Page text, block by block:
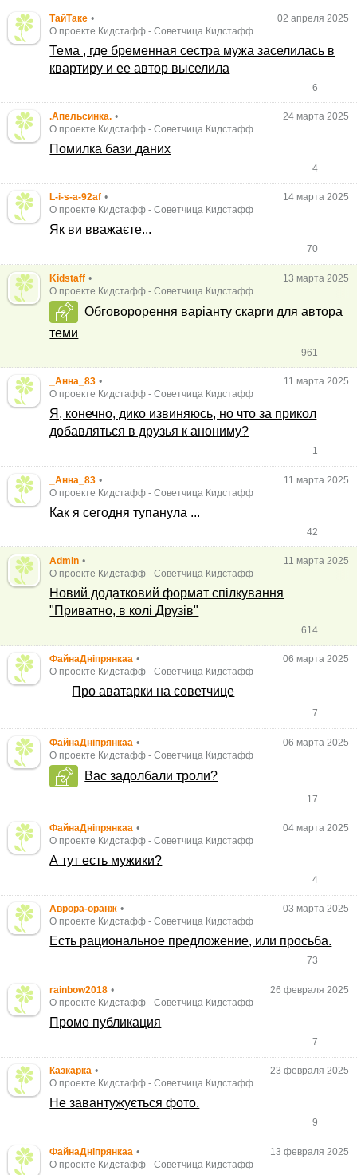
ТайТаке •
02 апреля 2025
О проекте Кидстафф -Советчица Кидстафф
Тема , где бременная сестра мужа заселилась в
квартиру и ее автор выселила
6
.Апельсинка. •
24 марта 2025
О проекте Кидстафф -Советчица Кидстафф
Помилка бази даних
4
L-i-s-a-92af •
14 марта 2025
О проекте Кидстафф -Советчица Кидстафф
Як ви вважаєте...
70
Kidstaff •
13 марта 2025
О проекте Кидстафф -Советчица Кидстафф
Обговорорення варіанту скарги для автора
теми
961
_Анна_83 •
11 марта 2025
О проекте Кидстафф -Советчица Кидстафф
Я, конечно, дико извиняюсь, но что за прикол
добавляться в друзья к анониму?
1
_Анна_83 •
11 марта 2025
О проекте Кидстафф -Советчица Кидстафф
Как я сегодня тупанула ...
42
Admin •
11 марта 2025
О проекте Кидстафф -Советчица Кидстафф
Новий додатковий формат спілкування
"Приватно, в колі Друзів"
614
ФайнаДніпрянкаа •
06 марта 2025
О проекте Кидстафф -Советчица Кидстафф
Про аватарки на советчице
7
ФайнаДніпрянкаа •
06 марта 2025
О проекте Кидстафф -Советчица Кидстафф
Вас задолбали троли?
17
ФайнаДніпрянкаа •
04 марта 2025
О проекте Кидстафф -Советчица Кидстафф
А тут есть мужики?
4
Аврора-оранж •
03 марта 2025
О проекте Кидстафф -Советчица Кидстафф
Есть рациональное предложение, или просьба.
73
rainbow2018 •
26 февраля 2025
О проекте Кидстафф -Советчица Кидстафф
Промо публикация
7
Казкарка •
23 февраля 2025
О проекте Кидстафф -Советчица Кидстафф
Не завантужується фото.
9
ФайнаДніпрянкаа •
13 февраля 2025
О проекте Кидстафф -Советчица Кидстафф